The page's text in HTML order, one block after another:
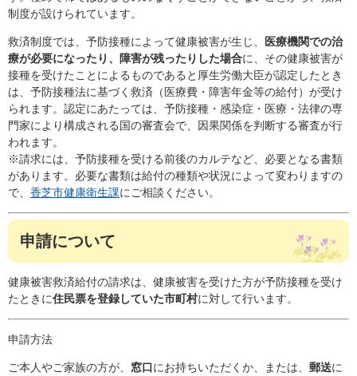
制度が設けられています。
救済制度では、予防接種によって健康被害が生じ、
医療機関での治
療が必要になったり、障害が残ったりした場合に、その健康被害が
接種を受けたことによるものであると厚生労働大臣が認定したとき
は、予防接種法に基づく救済（医療費・障害年金等の給付）が受け
られます。認定にあたっては、予防接種・感染症・医療・法律の専
門家により構成される国の審査会で、因果関係を判断する審査が行
われます。
※請求には、予防接種を受ける前後のカルテなど、必要となる書類
があります。必要な書類は給付の種類や状況によって変わりますの
で、 香芝市健康衛生課にご相談ください。
申請について
健康被害救済給付の請求は、健康被害を受けた方が予防接種を受け
たときに住民票を登録していた市町村に対して行います。
申請方法
ご本人やご家族の方が、 窓口にお持ちいただくか、または、 郵送に